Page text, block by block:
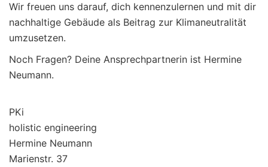
Wir freuen uns darauf, dich kennenzulernen und mit dir
nachhaltige Gebäude als Beitrag zur Klimaneutralität
umzusetzen.
Noch Fragen? Deine Ansprechpartnerin ist Hermine
Neumann.
PKi
holistic engineering
Hermine Neumann
Marienstr. 37